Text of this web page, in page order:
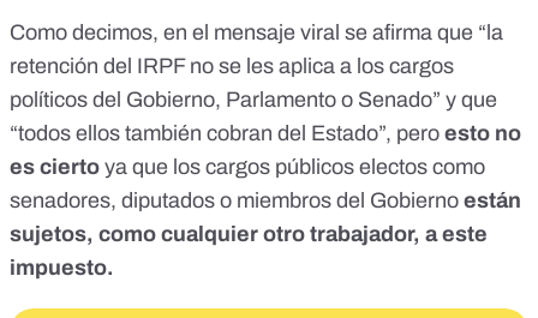
Como decimos, en el mensaje viral se afirma que “la
retención del IRPF no se les aplica a los cargos
políticos del Gobierno, Parlamento o Senado” y que
“todos ellos también cobran del Estado”, pero esto no
es cierto ya que los cargos públicos electos como
senadores, diputados o miembros del Gobierno están
sujetos, como cualquier otro trabajador, a este
impuesto.